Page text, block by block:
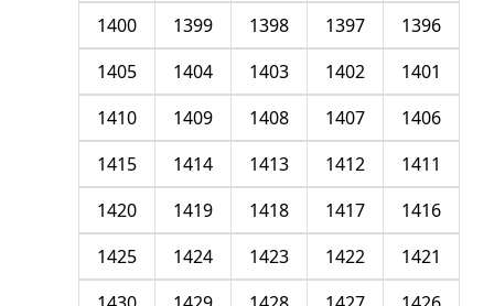
1396
1397
1398
1399
1400
1401
1402
1403
1404
1405
1406
1407
1408
1409
1410
1411
1412
1413
1414
1415
1416
1417
1418
1419
1420
1421
1422
1423
1424
1425